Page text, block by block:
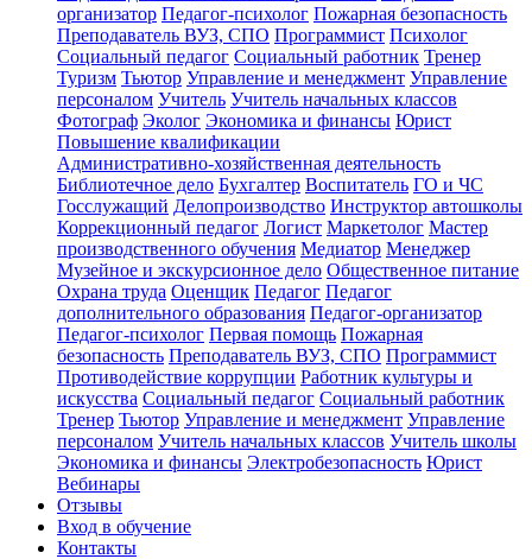
организатор Педагог-психолог Пожарная безопасность
Преподаватель ВУЗ, СПО Программист Психолог
Социальный педагог Социальный работник Тренер
Туризм Тьютор Управление и менеджмент Управление
персоналом Учитель Учитель начальных классов
Фотограф Эколог Экономика и финансы Юрист
Повышение квалификации
Административно-хозяйственная деятельность
Библиотечное дело Бухгалтер Воспитатель ГО и ЧС
Госслужащий Делопроизводство Инструктор автошколы
Коррекционный педагог Логист Маркетолог Мастер
производственного обучения Медиатор Менеджер
Музейное и экскурсионное дело Общественное питание
Охрана труда Оценщик Педагог Педагог
дополнительного образования Педагог-организатор
Педагог-психолог Первая помощь Пожарная
безопасность Преподаватель ВУЗ, СПО Программист
Противодействие коррупции Работник культуры и
искусства Социальный педагог Социальный работник
Тренер Тьютор Управление и менеджмент Управление
персоналом Учитель начальных классов Учитель школы
Экономика и финансы Электробезопасность Юрист
Вебинары
Отзывы
Вход в обучение
Контакты